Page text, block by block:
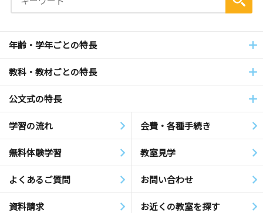
年齢・学年ごとの特長
教科・教材ごとの特長
公文式の特長
学習の流れ 会費・各種手続き
無料体験学習 教室見学
よくあるご質問 お問い合わせ
資料請求 お近くの教室を探す